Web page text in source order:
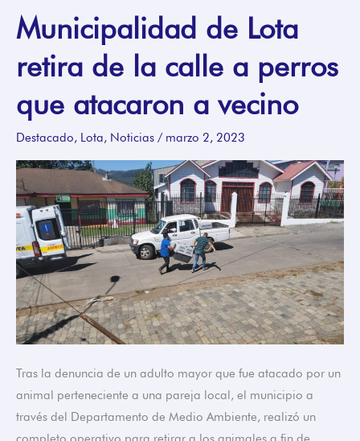
Municipalidad de Lota
retira de la calle a perros
que atacaron a vecino
Destacado, Lota, Noticias / marzo 2, 2023
Tras la denuncia de un adulto mayor que fue atacado por un
animal perteneciente a una pareja local, el municipio a
través del Departamento de Medio Ambiente, realizó un
Municipalidad
de
Lota
de
a
perros
que
atacaron
a
vecino